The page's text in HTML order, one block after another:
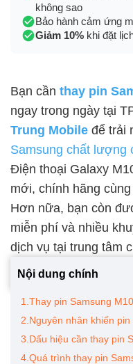
không sao
Bảo hành cảm ứng
Giảm 10% khi đặt
Bạn cần thay pin
ngay trong ngày tại
Trung Mobile để trải
Samsung chất lượng
Điện thoại Galaxy
mới, chính hãng
Hơn nữa, bạn còn
miễn phí và nhiều
dịch vụ tại trung tâm
Nội dung chính
1.Thay pin Samsung
2.Nguyên nhân khiến
3.Dấu hiệu cần thay pin
4.Quá trình thay pin